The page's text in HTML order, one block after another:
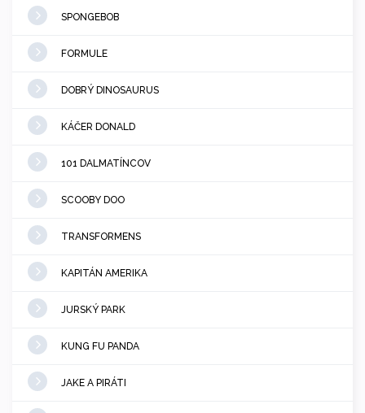
SPONGEBOB
FORMULE
DOBRÝ DINOSAURUS
KÁČER DONALD
101 DALMATÍNCOV
SCOOBY DOO
TRANSFORMENS
KAPITÁN AMERIKA
JURSKÝ PARK
KUNG FU PANDA
JAKE A PIRÁTI